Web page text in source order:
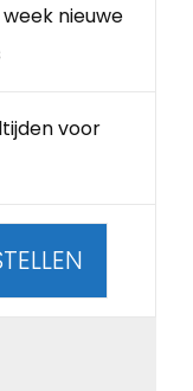
nieuwe
voor